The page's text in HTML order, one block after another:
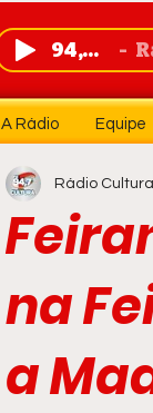
94,7 FM
A Rádio Equipe
na
a
Rádio Cultura